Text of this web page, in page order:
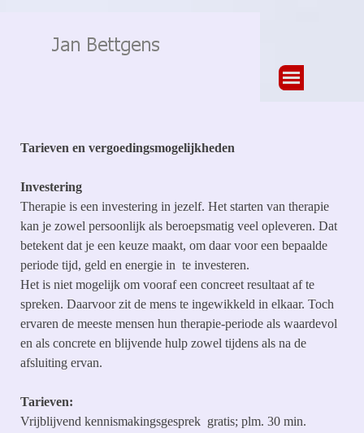
Tarieven en vergoedingsmogelijkheden
Investering
Therapie is een investering in jezelf. Het starten van therapie
kan je zowel persoonlijk als beroepsmatig veel opleveren. Dat
betekent dat je een keuze maakt, om daar voor een bepaalde
periode tijd, geld en energie in te investeren.
Het is niet mogelijk om vooraf een concreet resultaat af te
spreken. Daarvoor zit de mens te ingewikkeld in elkaar. Toch
ervaren de meeste mensen hun therapie-periode als waardevol
en als concrete en blijvende hulp zowel tijdens als na de
afsluiting ervan.
Tarieven:
Vrijblijvend kennismakingsgesprek gratis; plm. 30 min.